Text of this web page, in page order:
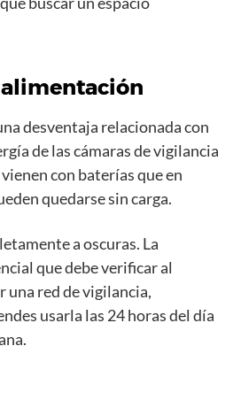
desventaja relacionada con
de las cámaras de vigilancia
con baterías que en
quedarse sin carga.
a oscuras. La
que debe verificar al
una red de vigilancia,
usarla las 24 horas del día